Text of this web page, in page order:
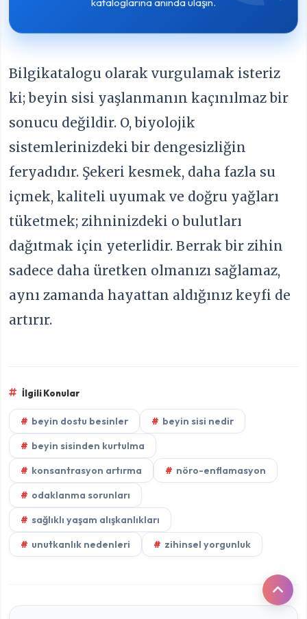
Bilgikatalogu olarak vurgulamak isteriz
ki; beyin sisi yaşlanmanın kaçınılmaz bir
sonucu değildir. O, biyolojik
sistemlerinizdeki bir dengesizliğin
feryadıdır. Şekeri kesmek, daha fazla su
içmek, kaliteli uyumak ve doğru yağları
tüketmek; zihninizdeki o bulutları
dağıtmak için yeterlidir. Berrak bir zihin
sadece daha üretken olmanızı sağlamaz,
aynı zamanda hayattan aldığınız keyfi de
artırır.
İlgili Konular
beyin dostu besinler
beyin sisi nedir
beyin sisinden kurtulma
konsantrasyon artırma
nöro-enflamasyon
odaklanma sorunları
sağlıklı yaşam alışkanlıkları
unutkanlık nedenleri
zihinsel yorgunluk